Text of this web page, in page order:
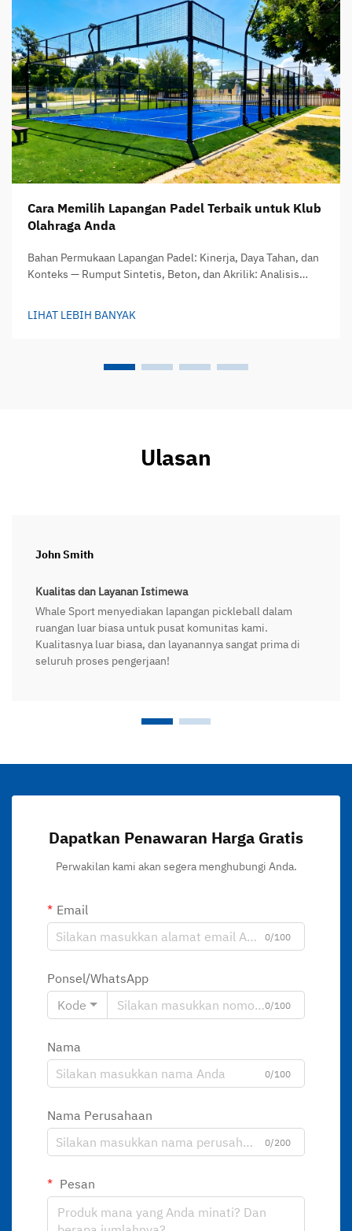
Cara Memilih Lapangan Padel Terbaik untuk Klub
Olahraga Anda
Bahan Permukaan Lapangan Padel: Kinerja, Daya Tahan, dan
Konteks — Rumput Sintetis, Beton, dan Akrilik: Analisis
terhadap cara pemain...
LIHAT LEBIH BANYAK
Ulasan
John Smith
Kualitas dan Layanan Istimewa
Whale Sport menyediakan lapangan pickleball dalam
ruangan luar biasa untuk pusat komunitas kami.
Kualitasnya luar biasa, dan layanannya sangat prima di
seluruh proses pengerjaan!
Dapatkan Penawaran Harga Gratis
Perwakilan kami akan segera menghubungi Anda.
Email
0/100
Ponsel/WhatsApp
Kode
0/100
Nama
0/100
Nama Perusahaan
0/200
Pesan